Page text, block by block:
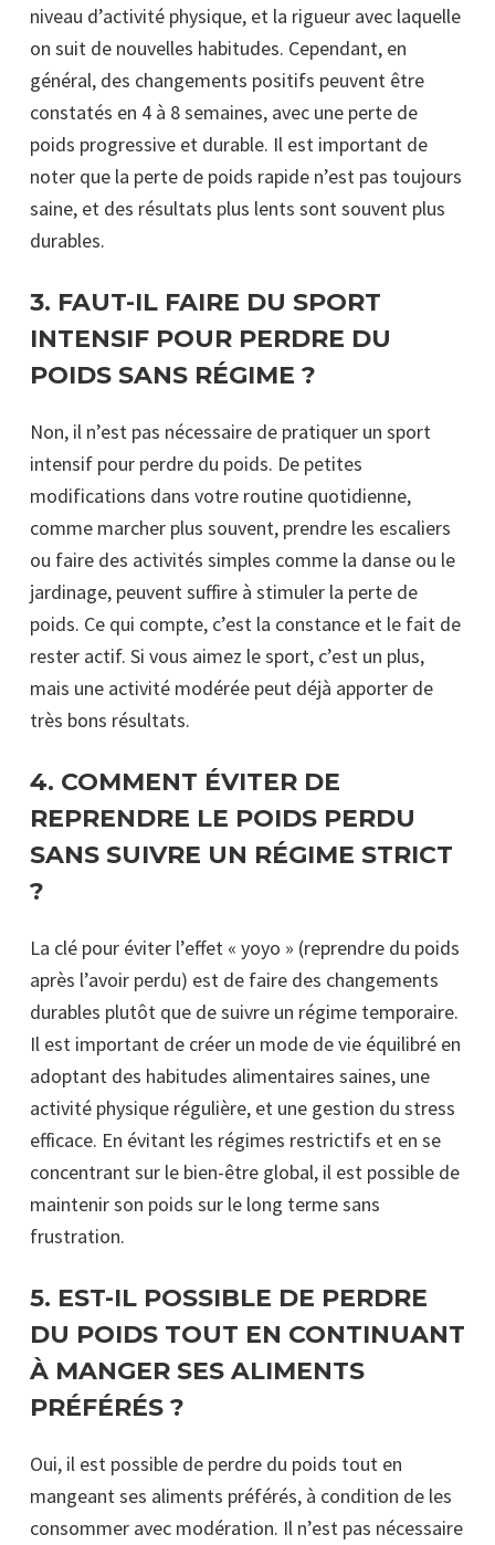
niveau d’activité physique, et la rigueur avec laquelle
on suit de nouvelles habitudes. Cependant, en
général, des changements positifs peuvent être
constatés en 4 à 8 semaines, avec une perte de
poids progressive et durable. Il est important de
noter que la perte de poids rapide n’est pas toujours
saine, et des résultats plus lents sont souvent plus
durables.
3. FAUT-IL FAIRE DU SPORT
INTENSIF POUR PERDRE DU
POIDS SANS RÉGIME ?
Non, il n’est pas nécessaire de pratiquer un sport
intensif pour perdre du poids. De petites
modifications dans votre routine quotidienne,
comme marcher plus souvent, prendre les escaliers
ou faire des activités simples comme la danse ou le
jardinage, peuvent suffire à stimuler la perte de
poids. Ce qui compte, c’est la constance et le fait de
rester actif. Si vous aimez le sport, c’est un plus,
mais une activité modérée peut déjà apporter de
très bons résultats.
4. COMMENT ÉVITER DE
REPRENDRE LE POIDS PERDU
SANS SUIVRE UN RÉGIME STRICT
?
La clé pour éviter l’effet « yoyo » (reprendre du poids
après l’avoir perdu) est de faire des changements
durables plutôt que de suivre un régime temporaire.
Il est important de créer un mode de vie équilibré en
adoptant des habitudes alimentaires saines, une
activité physique régulière, et une gestion du stress
efficace. En évitant les régimes restrictifs et en se
concentrant sur le bien-être global, il est possible de
maintenir son poids sur le long terme sans
frustration.
5. EST-IL POSSIBLE DE PERDRE
DU POIDS TOUT EN CONTINUANT
À MANGER SES ALIMENTS
PRÉFÉRÉS ?
Oui, il est possible de perdre du poids tout en
mangeant ses aliments préférés, à condition de les
consommer avec modération. Il n’est pas nécessaire